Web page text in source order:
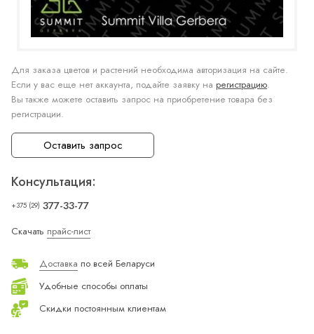
Для заказа цветов и растений необходима авторизация на сайте.
Если у вас еще нет аккаунта, подайте заявку на регистрацию.
Вы также можете оставить запрос на приобретение товара без
регистрации.
Оставить запрос
Консультация:
+375 (29) 377-33-77
Скачать прайс-лист
Доставка по всей Беларуси
Удобные способы оплаты
Скидки постоянным клиентам